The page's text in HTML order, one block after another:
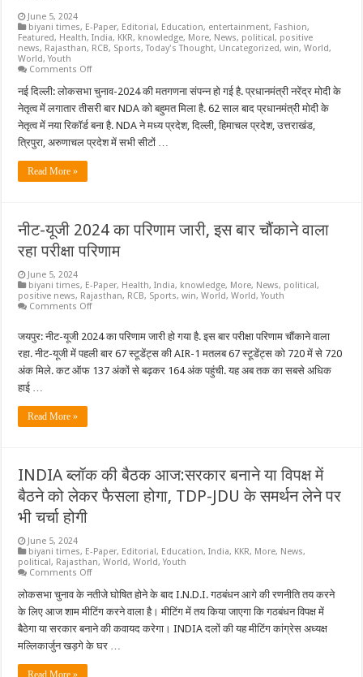
June 5, 2024
biyani times, E-Paper, Editorial, Education, entertainment, Fashion,
Featured, Health,India, KKR, knowledge, More, News, political, positive
news, Rajasthan, RCB, Sports,Today's Thought, Uncategorized,win,World,
World,Youth
Comments Offon
नरेंद्र
मोदी
के
नेतृत्व
में
लगातार
साल
बाद
मोदी
के
में
बना
नया
नई दिल्ली: लोकसभा चुनाव-2024 की मतगणना संपन्न हो गई है. प्रधानमंत्री नरेंद्र मोदी के
नेतृत्व में लगातार तीसरी बार NDA को बहुमत मिला है. 62 साल बाद प्रधानमंत्री मोदी के
नेतृत्व में नया रिकॉर्ड बना है. NDA ने मध्य प्रदेश, दिल्ली, हिमाचल प्रदेश, उत्तराखंड,
त्रिपुरा, अरुणाचल प्रदेश में सभी सीटों …
Read More »
नीट-यूजी 2024 का परिणाम जारी, इस बार चौंकाने वाला
रहा परीक्षा परिणाम
June 5, 2024
biyani times, E-Paper, Health,India, knowledge, More, News, political,
positive news, Rajasthan, RCB, Sports,win,World,World,Youth
Comments Offon
2024
का
परिणाम
जारी,
जयपुर: नीट-यूजी 2024 का परिणाम जारी हो गया है. इस बार परीक्षा परिणाम चौंकाने वाला
रहा. नीट-यूजी में पहली बार 67 स्टूडेंट्स की AIR-1 मतलब 67 स्टूडेंट्स को 720 में से 720
अंक मिले. कट ऑफ 137 अंकों से बढ़कर 164 अंक पहुंची. यह अब तक का सबसे अधिक
हाई …
Read More »
INDIA ब्लॉक की बैठक आज:सरकार बनाने या विपक्ष में
बैठने को लेकर फैसला होगा, TDP-JDU के समर्थन लेने पर
भी चर्चा होगी
June 5, 2024
biyani times, E-Paper, Editorial, Education,India, KKR, More, News,
political, Rajasthan,World,World,Youth
Comments Offon
ब्लॉक
की
बैठक
आज:सरकार
बनाने
या
लोकसभा चुनाव के नतीजे घोषित होने के बाद I.N.D.I. गठबंधन आगे की रणनीति तय करने
के लिए आज शाम मीटिंग करने वाला है। मीटिंग में तय किया जाएगा कि गठबंधन विपक्ष में
बैठेगा या सरकार बनाने की कवायद करेगा। INDIA दलों की यह मीटिंग कांग्रेस अध्यक्ष
मल्लिकार्जुन खड़गे के घर …